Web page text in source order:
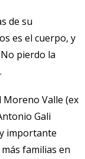
de su
es el cuerpo, y
pierdo la
Moreno Valle (ex
Gali
importante
familias en